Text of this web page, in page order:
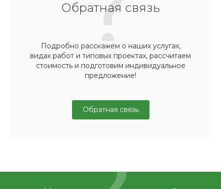
Обратная связь
Подробно расскажем о наших услугах,
видах работ и типовых проектах, рассчитаем
стоимость и подготовим индивидуальное
предложение!
Обратная связь